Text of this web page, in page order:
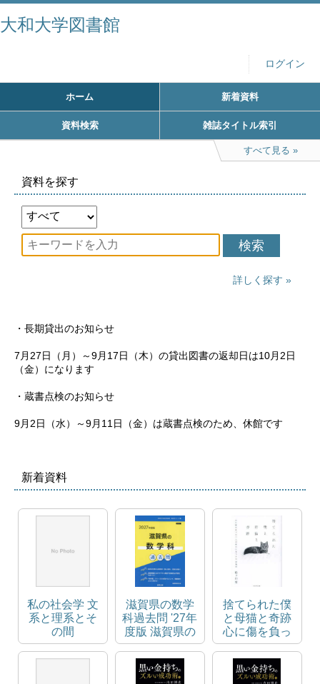
大和大学図書館
ログイン
ホーム 新着資料
資料検索 雑誌タイトル索引
すべて見る
資料を探す
検索
詳しく探す
・長期貸出のお知らせ
7月27日（月）～9月17日（木）の貸出図書の返却日は10月2日
（金）になります
・蔵書点検のお知らせ
9月2日（水）～9月11日（金）は蔵書点検のため、休館です
新着資料
私の社会学 文
系と理系とそ
の間
滋賀県の数学
科過去問 '27年
度版 滋賀県の
教員採用試験
過去問シリー
ズ
捨てられた僕
と母猫と奇跡
心に傷を負っ
た二人が新た
に見つけた居
場所